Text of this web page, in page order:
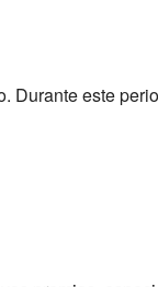
Durante este